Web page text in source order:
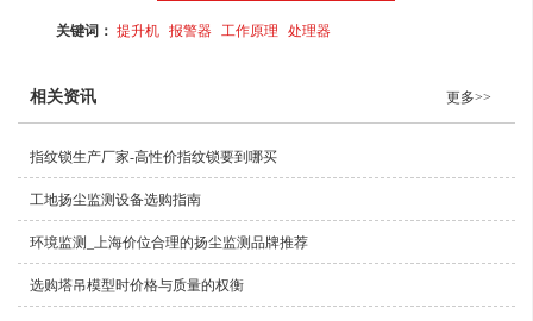
关键词：提升机 报警器 工作原理 处理器
相关资讯 更多>>
指纹锁生产厂家-高性价指纹锁要到哪买
工地扬尘监测设备选购指南
环境监测_上海价位合理的扬尘监测品牌推荐
选购塔吊模型时价格与质量的权衡